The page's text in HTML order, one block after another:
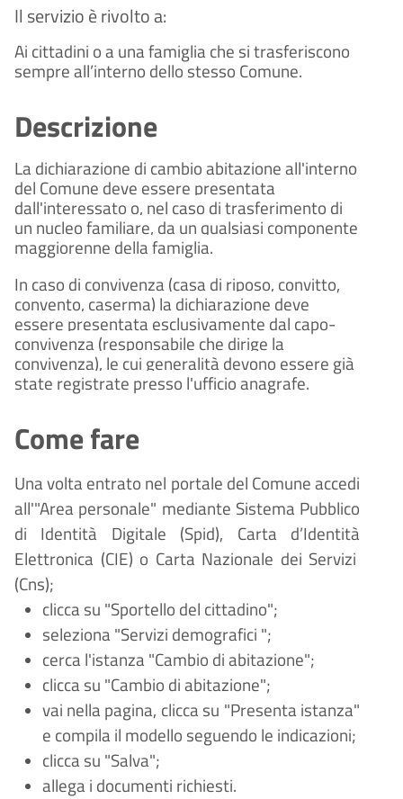
Il servizio è rivolto a:
Ai cittadini o a una famiglia che si trasferiscono
sempre all’interno dello stesso Comune.
Descrizione
La dichiarazione di cambio abitazione all'interno
del Comune deve essere presentata
dall'interessato o, nel caso di trasferimento di
un nucleo familiare, da un qualsiasi componente
maggiorenne della famiglia.
In caso di convivenza (casa di riposo, convitto,
convento, caserma) la dichiarazione deve
essere presentata esclusivamente dal capo-
convivenza (responsabile che dirige la
convivenza), le cui generalità devono essere già
state registrate presso l'ufficio anagrafe.
Come fare
Una volta entrato nel portale del Comune accedi
all'"Area personale" mediante Sistema Pubblico
di Identità Digitale (Spid), Carta d’Identità
Elettronica (CIE) o Carta Nazionale dei Servizi
(Cns);
clicca su "Sportello del cittadino";
seleziona "Servizi demografici ";
cerca l'istanza "Cambio di abitazione";
clicca su "Cambio di abitazione";
vai nella pagina, clicca su "Presenta istanza"
e compila il modello seguendo le indicazioni;
clicca su "Salva";
allega i documenti richiesti.